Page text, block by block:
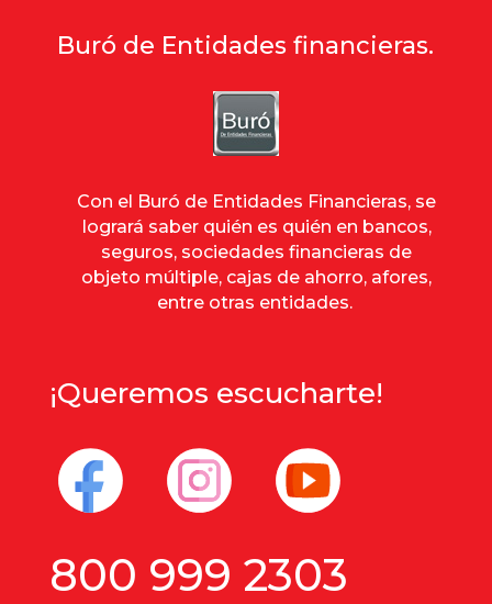
Buró de Entidades financieras.
Con el Buró de Entidades Financieras, se
logrará saber quién es quién en bancos,
seguros, sociedades financieras de
objeto múltiple, cajas de ahorro, afores,
entre otras entidades.
¡Queremos escucharte!
800 999 2303